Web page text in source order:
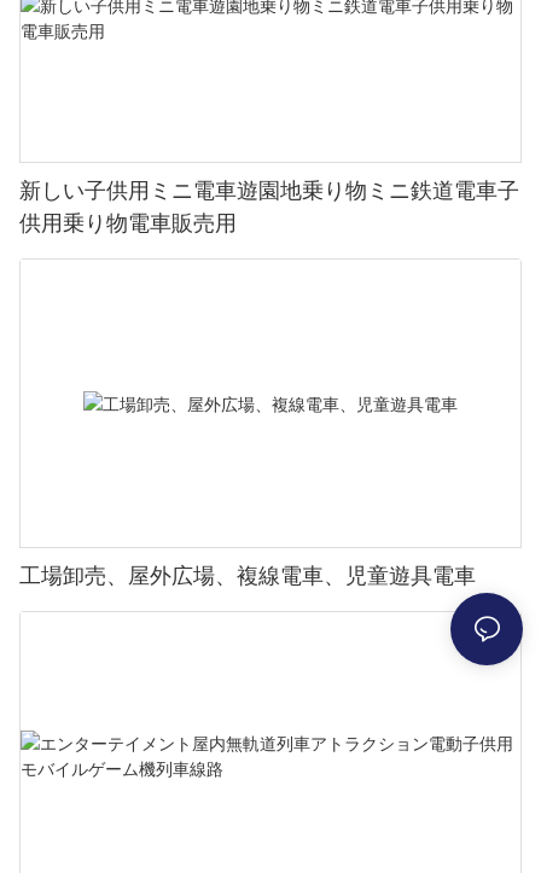
新しい子供用ミニ電車遊園地乗り物ミニ鉄道電車子
供用乗り物電車販売用
工場卸売、屋外広場、複線電車、児童遊具電車